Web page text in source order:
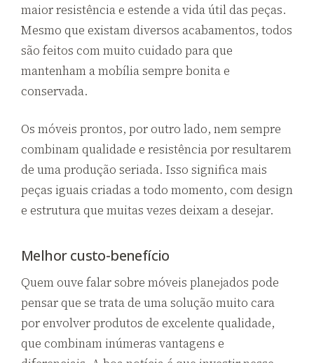
maior resistência e estende a vida útil das peças.
Mesmo que existam diversos acabamentos, todos
são feitos com muito cuidado para que
mantenham a mobília sempre bonita e
conservada.
Os móveis prontos, por outro lado, nem sempre
combinam qualidade e resistência por resultarem
de uma produção seriada. Isso significa mais
peças iguais criadas a todo momento, com design
e estrutura que muitas vezes deixam a desejar.
Melhor custo-benefício
Quem ouve falar sobre móveis planejados pode
pensar que se trata de uma solução muito cara
por envolver produtos de excelente qualidade,
que combinam inúmeras vantagens e